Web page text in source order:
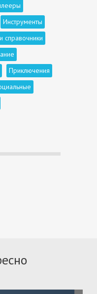
Инструменты
справочники
Приключения